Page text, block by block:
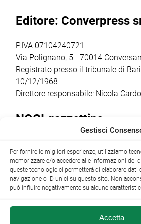
trasformerà gli
cantina […]
Editore: Converpress
P.IVA 07104240721
Via Polignano, 5 - 70014
Registrato presso il tribunale di
10/12/1968
Direttore responsabile: Nicola
NOCI gazzettino
+39 080 4979274|
Archivio
Gestisci
Per fornire le migliori esperienze, utilizziamo
memorizzare e/o accedere alle informazioni del
queste tecnologie ci permetterà di elaborare
navigazione o ID unici su questo sito. Non
può influire negativamente su alcune
Accetta